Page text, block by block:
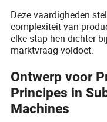
Deze vaardigheden
complexiteit van
elke stap hen dichter
marktvraag voldoet.
Ontwerp voor
Principes in
Machines